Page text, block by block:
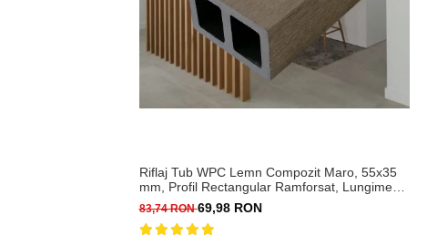
Riflaj Tub WPC Lemn Compozit Maro, 55x35
mm, Profil Rectangular Ramforsat, Lungime
2.9 m
83,74 RON69,98 RON